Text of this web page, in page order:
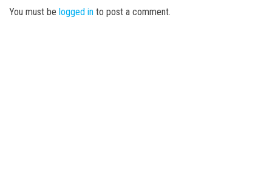
You must be logged in to post a comment.